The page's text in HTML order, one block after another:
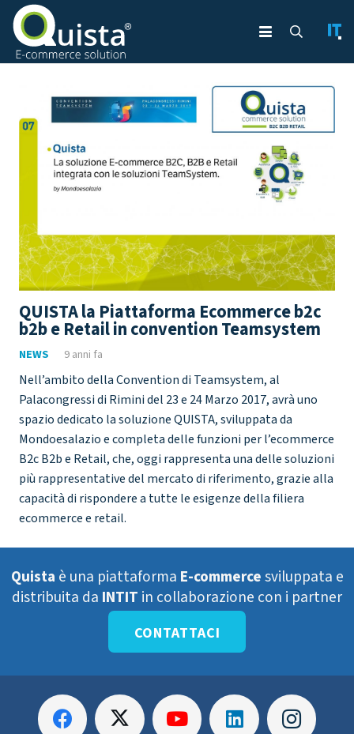
QUISTA la Piattaforma Ecommerce b2c
b2b e Retail in convention Teamsystem
NEWS 9 anni fa
Nell’ambito della Convention di Teamsystem, al
Palacongressi di Rimini del 23 e 24 Marzo 2017, avrà uno
spazio dedicato la soluzione QUISTA, sviluppata da
Mondoesalazio e completa delle funzioni per l’ecommerce
B2c B2b e Retail, che, oggi rappresenta una delle soluzioni
più rappresentative del mercato di riferimento, grazie alla
capacità di rispondere a tutte le esigenze della filiera
ecommerce e retail.
Quista è una piattaforma E-commercesviluppata e
distribuita da INTIT in collaborazione con i partner
CONTATTACI